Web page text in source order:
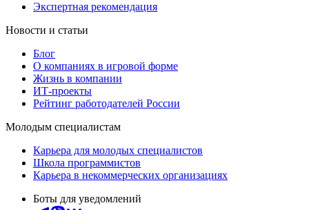
Экспертная рекомендация
Новости и статьи
Блог
О компаниях в игровой форме
Жизнь в компании
ИТ-проекты
Рейтинг работодателей России
Молодым специалистам
Карьера для молодых специалистов
Школа программистов
Карьера в некоммерческих организациях
Боты для уведомлений